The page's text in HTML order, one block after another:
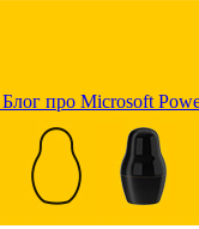
Блог про Microsoft